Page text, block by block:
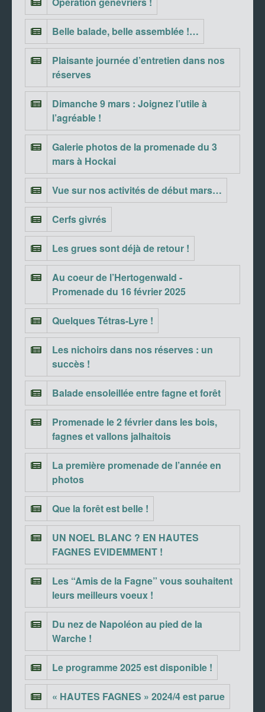
Belle balade, belle assemblée !…
Plaisante journée d’entretien dans nos
réserves
Dimanche 9 mars : Joignez l’utile à
l’agréable !
Galerie photos de la promenade du 3
mars à Hockai
Vue sur nos activités de début mars…
Cerfs givrés
Les grues sont déjà de retour !
Au coeur de l’Hertogenwald -
Promenade du 16 février 2025
Quelques Tétras-Lyre !
Les nichoirs dans nos réserves : un
succès !
Balade ensoleillée entre fagne et forêt
Promenade le 2 février dans les bois,
fagnes et vallons jalhaitois
La première promenade de l’année en
photos
Que la forêt est belle !
UN NOEL BLANC ? EN HAUTES
FAGNES EVIDEMMENT !
Les “Amis de la Fagne” vous souhaitent
leurs meilleurs voeux !
Du nez de Napoléon au pied de la
Warche !
Le programme 2025 est disponible !
« HAUTES FAGNES » 2024/4 est parue